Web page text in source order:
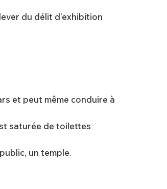
du délit d’exhibition
et peut même conduire à
saturée de toilettes
un temple.